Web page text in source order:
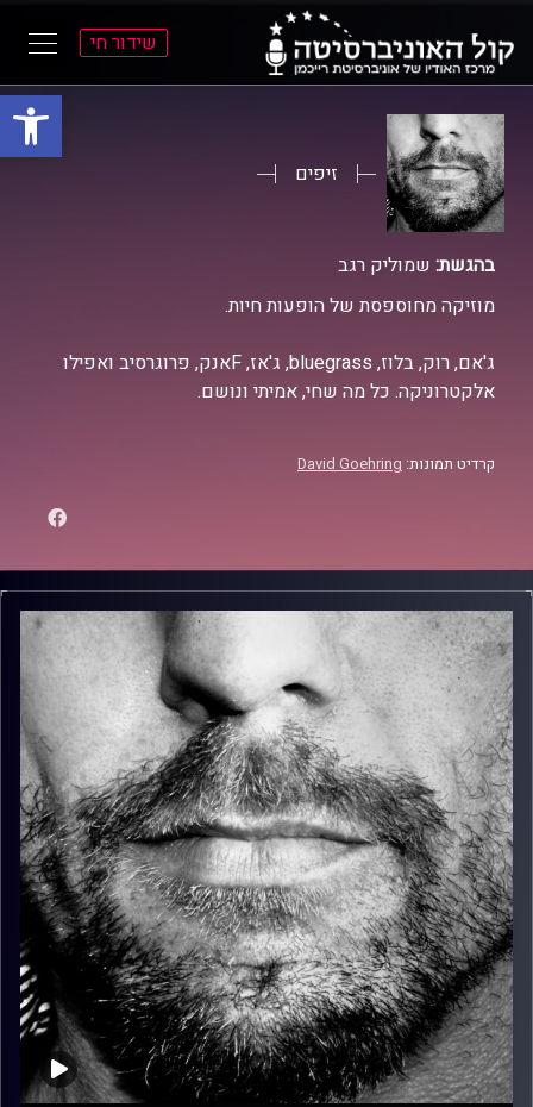
פתח
התפריט
הראשי
התוכן
הראשי
שידור חי
זיפים
בהגשת: שמוליק רגב
מוזיקה מחוספסת של הופעות חיות.
ג'אם, רוק, בלוז, bluegrass, ג'אז, Fאנק, פרוגרסיב ואפילו
אלקטרוניקה. כל מה שחי, אמיתי ונושם.
קרדיט תמונות: David Goehring